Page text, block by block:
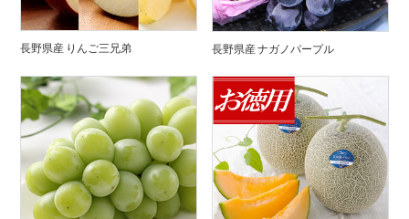
長野県産 りんご三兄弟 長野県産 ナガノパープル